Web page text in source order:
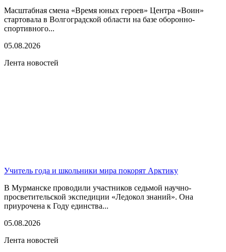
Масштабная смена «Время юных героев» Центра «Воин»
стартовала в Волгоградской области на базе оборонно-
спортивного...
05.08.2026
Лента новостей
Учитель года и школьники мира покорят Арктику
В Мурманске проводили участников седьмой научно-
просветительской экспедиции «Ледокол знаний». Она
приурочена к Году единства...
05.08.2026
Лента новостей